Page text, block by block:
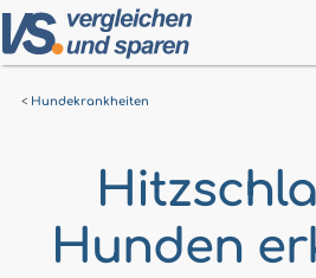
Hundekrankheiten
Hunden